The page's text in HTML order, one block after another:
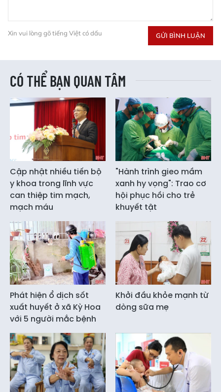
Xin vui lòng gõ tiếng Việt có dấu GỬI BÌNH LUẬN
CÓ THỂ BẠN QUAN TÂM
Cập nhật nhiều tiến bộ
y khoa trong lĩnh vực
can thiệp tim mạch,
mạch máu
"Hành trình gieo mầm
xanh hy vọng": Trao cơ
hội phục hồi cho trẻ
khuyết tật
Phát hiện ổ dịch sốt
xuất huyết ở xã Kỳ Hoa
với 5 người mắc bệnh
Khởi đầu khỏe mạnh từ
dòng sữa mẹ